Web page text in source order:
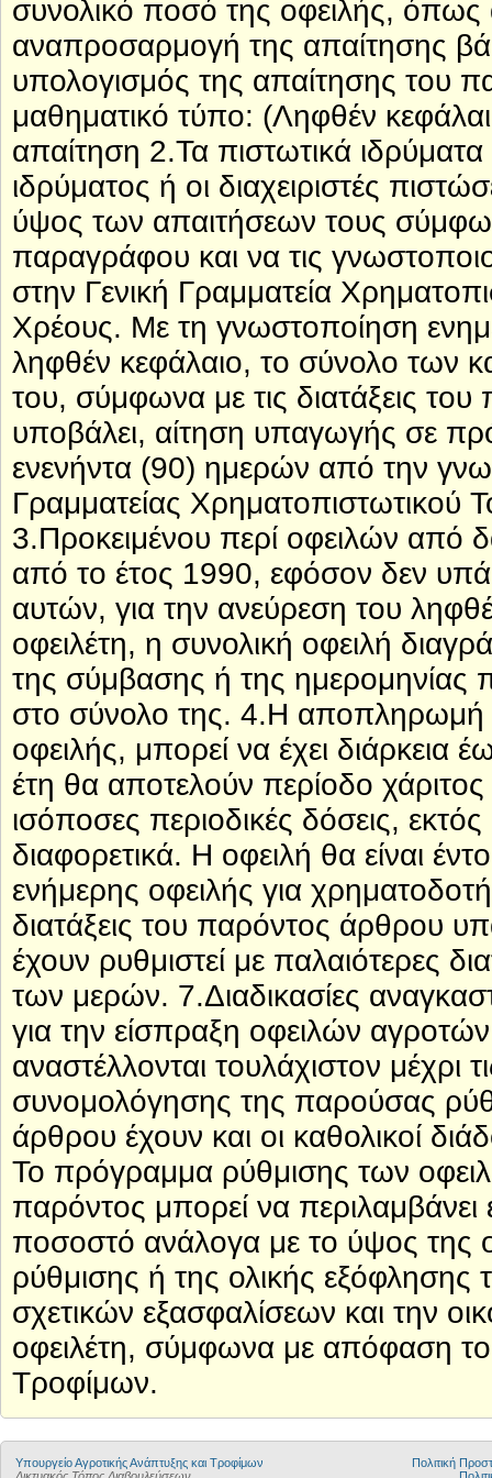
συνολικό ποσό της οφειλής, όπως
αναπροσαρμογή της απαίτησης
υπολογισμός της απαίτησης του
μαθηματικό τύπο: (Ληφθέν
απαίτηση 2.Τα πιστωτικά ιδρύματα
ιδρύματος ή οι διαχειριστές
ύψος των απαιτήσεων τους
παραγράφου και να τις
στην Γενική Γραμματεία
Χρέους. Με τη γνωστοποίηση
ληφθέν κεφάλαιο, το σύνολο των
του, σύμφωνα με τις διατάξεις
υποβάλει, αίτηση υπαγωγής σε
ενενήντα (90) ημερών από την
Γραμματείας Χρηματοπιστωτικού
3.Προκειμένου περί οφειλών από
από το έτος 1990, εφόσον δεν
αυτών, για την ανεύρεση του
οφειλέτη, η συνολική οφειλή
της σύμβασης ή της ημερομηνίας
στο σύνολο της. 4.Η
οφειλής, μπορεί να έχει διάρκεια
έτη θα αποτελούν περίοδο
ισόποσες περιοδικές δόσεις,
διαφορετικά. Η οφειλή θα είναι
ενήμερης οφειλής για
διατάξεις του παρόντος άρθρου
έχουν ρυθμιστεί με παλαιότερες
των μερών. 7.Διαδικασίες
για την είσπραξη οφειλών
αναστέλλονται τουλάχιστον μέχρι
συνομολόγησης της παρούσας
άρθρου έχουν και οι καθολικοί
Το πρόγραμμα ρύθμισης των
παρόντος μπορεί να
ποσοστό ανάλογα με το ύψος της
ρύθμισης ή της ολικής εξόφλησης
σχετικών εξασφαλίσεων και την
οφειλέτη, σύμφωνα με απόφαση
Τροφίμων.
Υπουργείο Αγροτικής Ανάπτυξης και Τροφίμων
Πολιτική